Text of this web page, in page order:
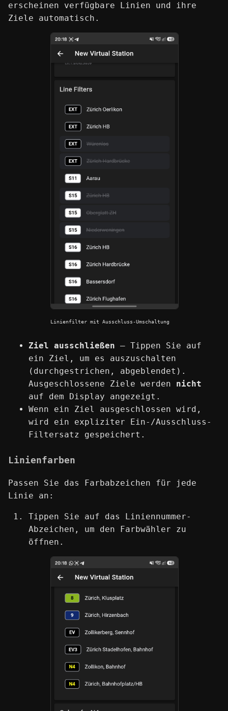
erscheinen verfügbare Linien und ihre
Ziele automatisch.
Linienfilter mit Ausschluss-Umschaltung
Ziel ausschließen — Tippen Sie auf
ein Ziel, um es auszuschalten
(durchgestrichen, abgeblendet).
Ausgeschlossene Ziele werden nicht
auf dem Display angezeigt.
Wenn ein Ziel ausgeschlossen wird,
wird ein expliziter Ein-/Ausschluss-
Filtersatz gespeichert.
Linienfarben
Passen Sie das Farbabzeichen für jede
Linie an:
Tippen Sie auf das Liniennummer-
Abzeichen, um den Farbwähler zu
öffnen.